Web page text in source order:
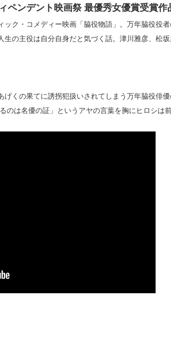
ペンデント映画祭 最優秀女優賞受賞作
ク・コメディー映画「脇役物語」。万年脇役役
の主役は自分自身だと気づく話。津川雅彦、松
くの果てに誘拐犯扱いされてしまう万年脇役俳
のは名優の証」というアヤの言葉を胸にヒロシは前